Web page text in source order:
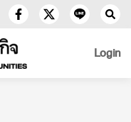
Login